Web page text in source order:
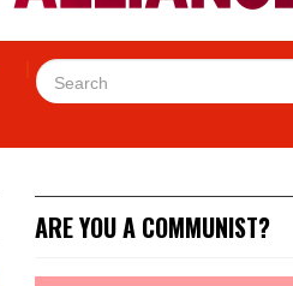
ARE YOU A COMMUNIST?